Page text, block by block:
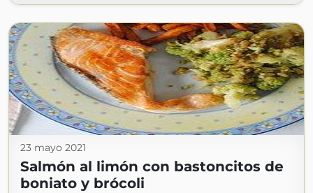
23 mayo 2021
Salmón al limón con bastoncitos de
boniato y brócoli